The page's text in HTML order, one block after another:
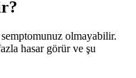
olmayabilir.
hasar görür ve şu